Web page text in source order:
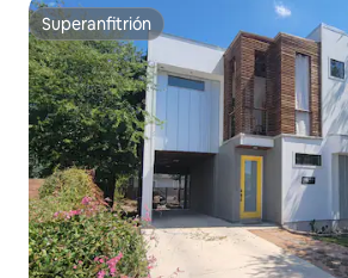
Superanfitrión
Superanfitrión